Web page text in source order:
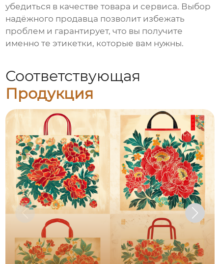
убедиться в качестве товара и сервиса. Выбор
надёжного продавца позволит избежать
проблем и гарантирует, что вы получите
именно те этикетки, которые вам нужны.
Соответствующая
Продукция